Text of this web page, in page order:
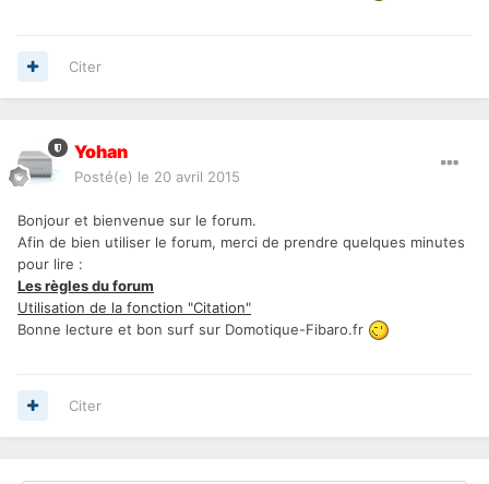
Citer
Yohan
Posté(e) le 20 avril 2015
Bonjour et bienvenue sur le forum.
Afin de bien utiliser le forum, merci de prendre quelques minutes
pour lire :
Les règles du forum
Utilisation de la fonction "Citation"
Bonne lecture et bon surf sur Domotique-Fibaro.fr
Citer